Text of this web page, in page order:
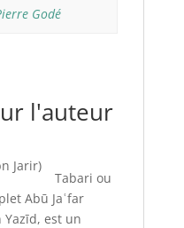
Godé
l'auteur
Tabari ou
Abū Jaʿfar
est un